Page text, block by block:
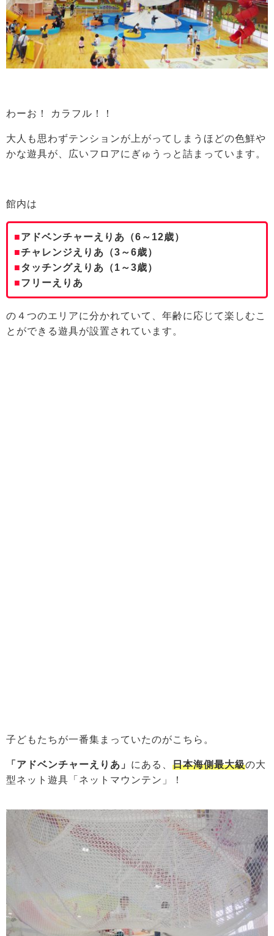
わーお！ カラフル！！
大人も思わずテンションが上がってしまうほどの色鮮や
かな遊具が、広いフロアにぎゅうっと詰まっています。
館内は
■アドベンチャーえりあ（6～12歳）
■チャレンジえりあ（3～6歳）
■タッチングえりあ（1～3歳）
■フリーえりあ
の４つのエリアに分かれていて、年齢に応じて楽しむこ
とができる遊具が設置されています。
子どもたちが一番集まっていたのがこちら。
「アドベンチャーえりあ」 にある、 日本海側最大級の大
型ネット遊具「ネットマウンテン」！